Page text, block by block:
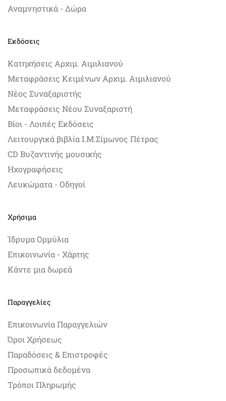
Αναμνηστικά - Δώρα
Εκδόσεις
Κατηχήσεις Αρχιμ. Αιμιλιανού
Μεταφράσεις Κειμένων Αρχιμ. Αιμιλιανού
Νέος Συναξαριστής
Μεταφράσεις Νέου Συναξαριστή
Βίοι - Λοιπές Εκδόσεις
Λειτουργικά βιβλία Ι.Μ.Σίμωνος Πέτρας
CD Βυζαντινής μουσικής
Ηχογραφήσεις
Λευκώματα - Οδηγοί
Χρήσιμα
Ίδρυμα Ορμύλια
Επικοινωνία - Χάρτης
Κάντε μια δωρεά
Παραγγελίες
Επικοινωνία Παραγγελιών
Όροι Χρήσεως
Παραδόσεις & Επιστροφές
Προσωπικά δεδομένα
Τρόποι Πληρωμής